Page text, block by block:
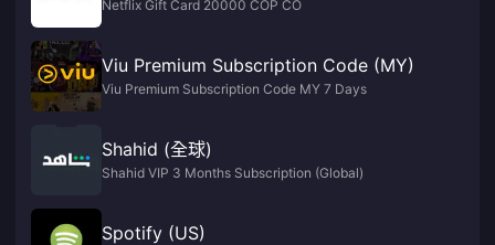
Netflix Gift Card 20000 COP CO
Viu Premium Subscription Code (MY)
Viu Premium Subscription Code MY 7 Days
Shahid (全球)
Shahid VIP 3 Months Subscription (Global)
Spotify (US)